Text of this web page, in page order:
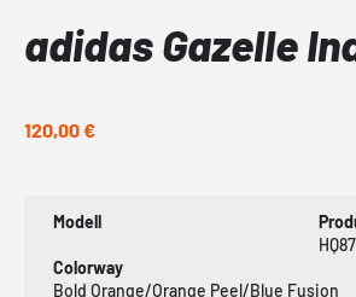
adidas Gazelle
120,00 €
Modell
Colorway
Bold Orange/Orange Peel/Blue Fusion